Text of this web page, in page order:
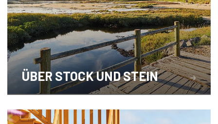
ÜBER STOCK UND STEIN